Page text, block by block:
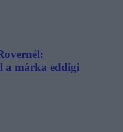
a márka eddigi